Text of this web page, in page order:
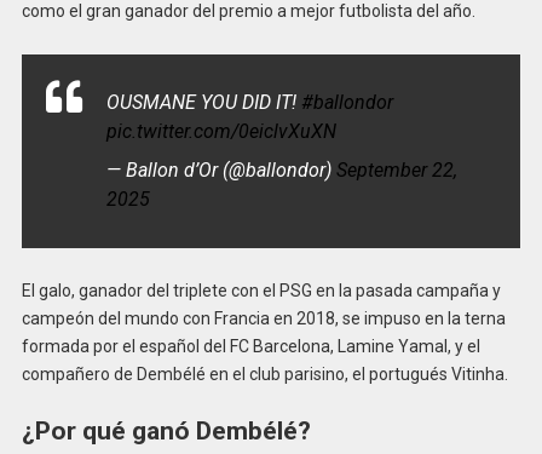
como el gran ganador del premio a mejor futbolista del año.
OUSMANE YOU DID IT! #ballondor
pic.twitter.com/0eiclvXuXN
— Ballon d’Or (@ballondor) September 22,
2025
El galo, ganador del triplete con el PSG en la pasada campaña y
campeón del mundo con Francia en 2018, se impuso en la terna
formada por el español del FC Barcelona, Lamine Yamal, y el
compañero de Dembélé en el club parisino, el portugués Vitinha.
¿Por qué ganó Dembélé?